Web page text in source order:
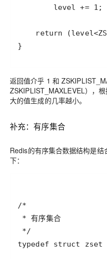
返回值介乎 1 和
ZSKIPLIST_MAXLEVEL），
大的值生成的几率越小。
补充：有序集合
Redis的有序集合数据结构是结
下：
* 有序集合